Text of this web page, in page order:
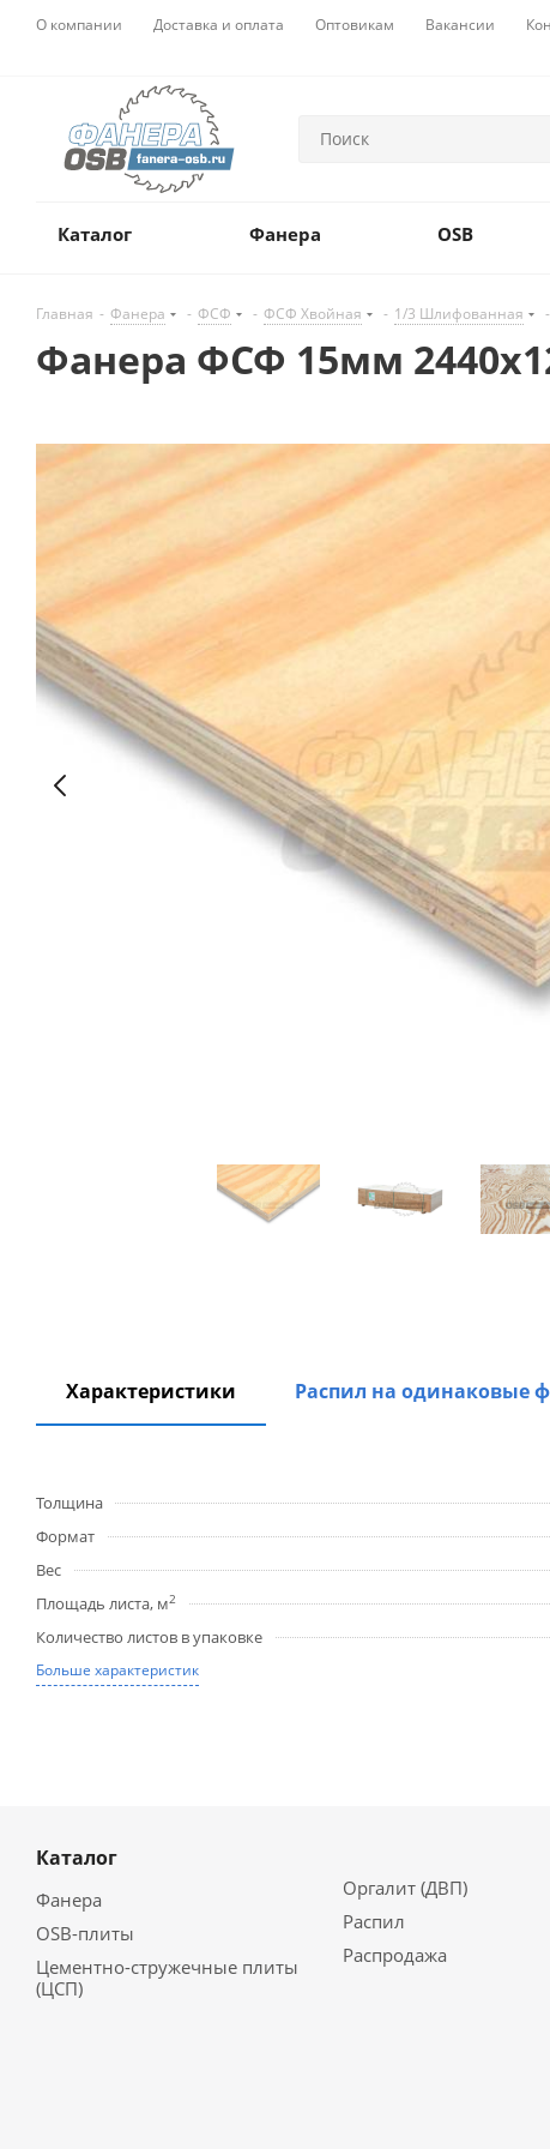
О компании Доставка и оплата Оптовикам Вакансии
Каталог Фанера OSB
Главная - Фанера - ФСФ - ФСФ Хвойная - 1/3 Шлифованная -
Фанера ФСФ 15мм
Характеристики Распил на одинаковые
Толщина
Формат
Вес
Площадь листа, м2
Количество листов в упаковке
Больше характеристик
Каталог
Фанера
OSB-плиты
Цементно-стружечные плиты
(ЦСП)
Оргалит (ДВП)
Распил
Распродажа